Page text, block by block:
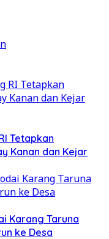
Tetapkan
Kanan dan Kejar
Karang Taruna
ke Desa